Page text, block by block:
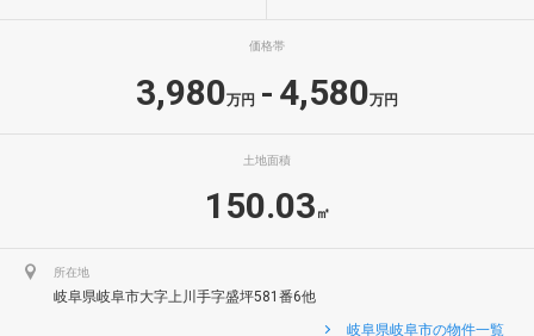
価格帯
3,980万円 - 4,580万円
土地面積
150.03 ㎡
所在地
岐阜県岐阜市大字上川手字盛坪581番6他
岐阜県岐阜市の物件一覧